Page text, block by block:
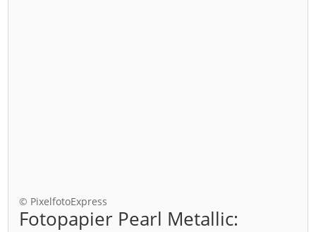
© PixelfotoExpress
Fotopapier Pearl Metallic: